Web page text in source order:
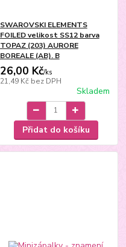
SWAROVSKI ELEMENTS
FOILED velikost SS12 barva
TOPAZ (203) AURORE
BOREALE (AB). B
26,00 Kč/ks
21,49 Kč bez DPH
Skladem
Přidat do košíku